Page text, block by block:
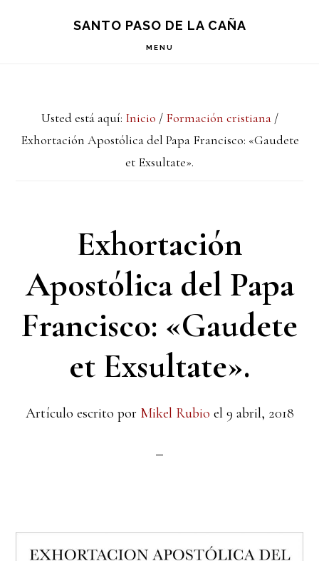
principal
principal
SANTO PASO DE LA CAÑA
MENU
Usted está aquí: Inicio / Formación cristiana /
Exhortación Apostólica del Papa Francisco: «Gaudete
et Exsultate».
Exhortación
Apostólica del Papa
Francisco: «Gaudete
et Exsultate».
Artículo escrito por Mikel Rubio el 9 abril, 2018